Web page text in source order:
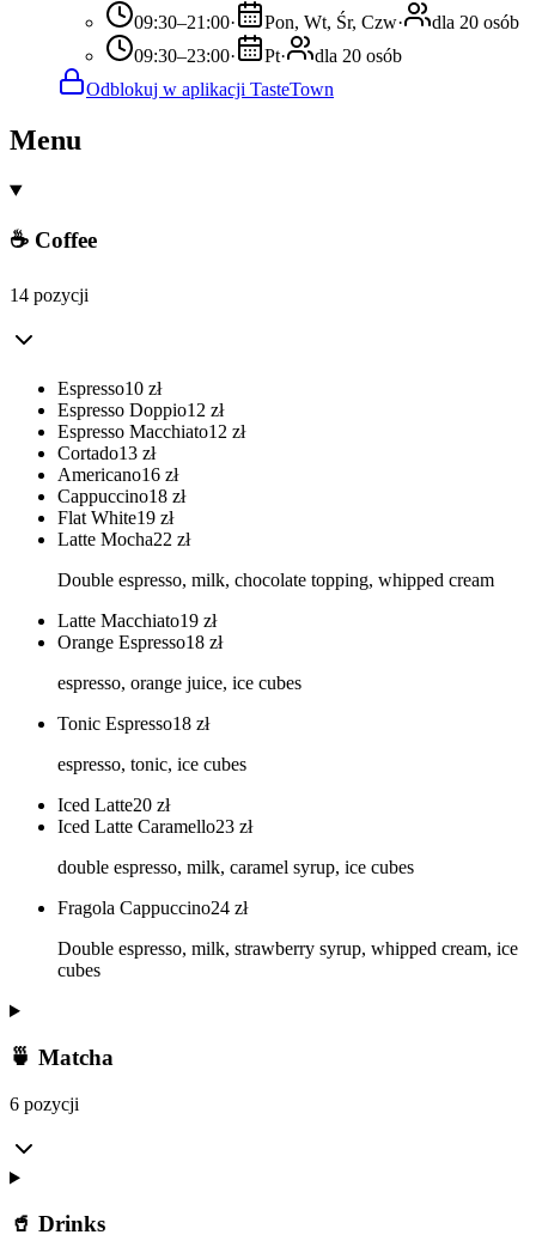
09:30–21:00· Pon, Wt, Śr, Czw·
dla 20 osób
09:30–23:00· Pt·
dla 20 osób
Odblokuj w aplikacji TasteTown
Menu
☕ Coffee
14 pozycji
Espresso10 zł
Espresso Doppio12 zł
Espresso Macchiato12 zł
Cortado13 zł
Americano16 zł
Cappuccino18 zł
Flat White19 zł
Latte Mocha22 zł
Double espresso, milk, chocolate topping, whipped cream
Latte Macchiato19 zł
Orange Espresso18 zł
espresso, orange juice, ice cubes
Tonic Espresso18 zł
espresso, tonic, ice cubes
Iced Latte20 zł
Iced Latte Caramello23 zł
double espresso, milk, caramel syrup, ice cubes
Fragola Cappuccino24 zł
Double espresso, milk, strawberry syrup, whipped cream, ice
cubes
🍵 Matcha
6 pozycji
🥤 Drinks